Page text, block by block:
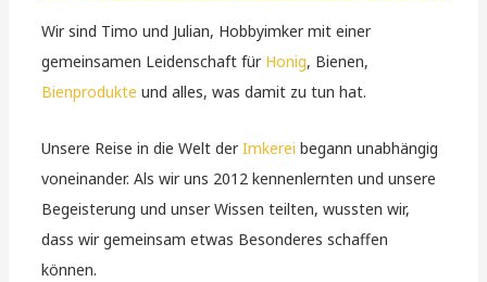
Wir sind Timo und Julian, Hobbyimker mit einer
gemeinsamen Leidenschaft für Honig, Bienen,
Bienprodukte und alles, was damit zu tun hat.
Unsere Reise in die Welt derImkerei begann unabhängig
voneinander. Als wir uns 2012 kennenlernten und unsere
Begeisterung und unser Wissen teilten, wussten wir,
dass wir gemeinsam etwas Besonderes schaffen
können.